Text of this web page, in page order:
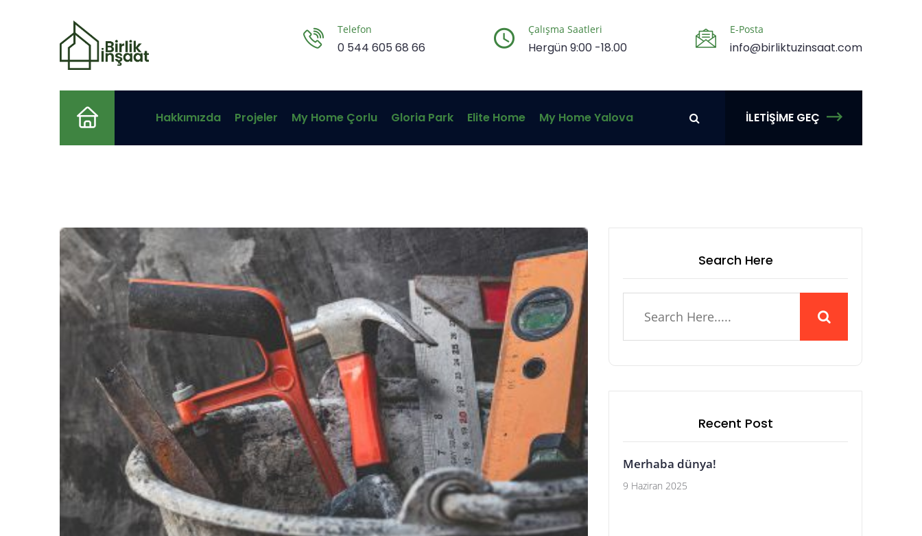
Telefon
0 544 605 68 66
Çalışma Saatleri
Hergün 9:00 -18.00
E-Posta
info@birliktuzinsaat.com
Anasayfa Hakkımızda Projeler My Home Çorlu Gloria Park Elite Home My Home Yalova İLETIŞIME GEÇ
Search Here
Recent Post
Merhaba dünya!
9 Haziran 2025